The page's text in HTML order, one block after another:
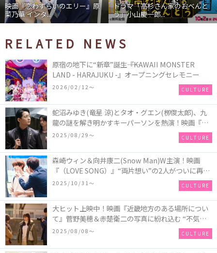
映画『恋わずらいのエリー』原
菜乃華 インタ...
ドラマ「高杉さん家のおべんと
う」小山慶一郎...
RELATED NEWS
原宿の地下に“新章”誕生――『KAWAII MONSTER
LAND - HARAJUKU -』オープニングセレモニー
2026/02/12〜 CULTURE
蛇沼みゆき(⻯星 涼)とタオ・グエン(栁俊太郎)、九
⿓の謎を解き明かすキーパーソンを熱演！映画『九
⿓ジェネリックロマンス』初場⾯カットを解禁！
2025/08/29〜 CULTURE
森崎ウィン＆向井康二(Snow Man)W主演！映画
『（LOVE SONG）』“両片想い”の2人がついに再
会！ソウタとカイ、切なさと希望が交錯する運命の
2025/10/31〜 CULTURE
大ヒット上映中！映画『近畿地方のある場所につい
て』菅野美穂＆赤楚衛二の写真に紛れ込む “不気味
なお札”の正体とは！？
2025/08/08〜 CULTURE